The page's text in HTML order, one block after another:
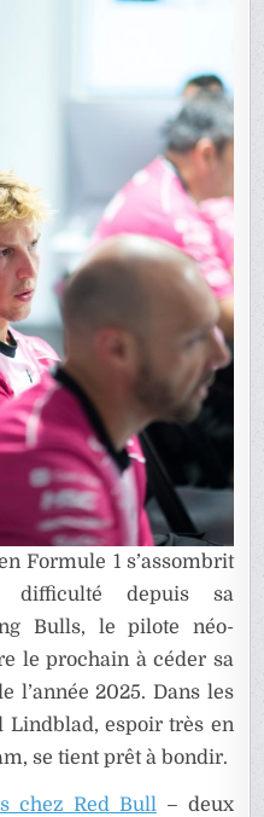
Formule 1 s’assombrit
difficulté depuis sa
Bulls, le pilote néo-
le prochain à céder sa
l’année 2025. Dans les
Lindblad , espoir très en
se tient prêt à bondir.
chez Red Bull
– deux